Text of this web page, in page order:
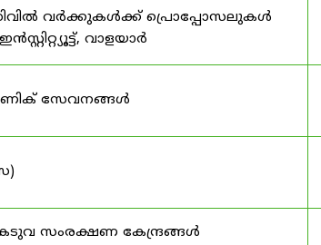
വർക്കുകൾക്ക് പ്രൊപ്പോസലുകൾ
വാളയാർ
സേവനങ്ങൾ
കടുവ സംരക്ഷണ കേന്ദ്രങ്ങൾ